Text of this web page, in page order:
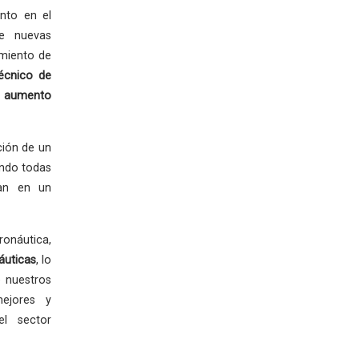
en el
nuevas
de
de
de un
todas
en un
, lo
y
sector